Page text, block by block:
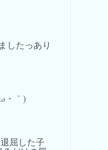
したっあり
・｀)
屈した子